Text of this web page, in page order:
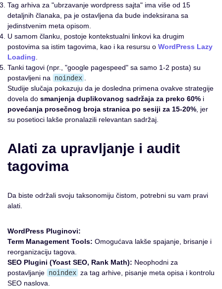
Tag arhiva za "ubrzavanje wordpress sajta" ima više od 15
detaljnih članaka, pa je ostavljena da bude indeksirana sa
jedinstvenim meta opisom.
U samom članku, postoje kontekstualni linkovi ka drugim
postovima sa istim tagovima, kao i ka resursu o WordPress Lazy
Loading
Tanki tagovi (npr., "google pagespeed" sa samo 1-2 posta) su
postavljeni na
noindex
Studije slučaja pokazuju da je dosledna primena ovakve strategije
dovela do smanjenja duplikovanog sadržaja za preko 60% i
povećanja prosečnog broja stranica po sesiji za 15-20% , jer
su posetioci lakše pronalazili relevantan sadržaj.
Alati za upravljanje i audit
tagovima
Da biste održali svoju taksonomiju čistom, potrebni su vam pravi
alati.
WordPress Pluginovi:
Term Management Tools: Omogućava lakše spajanje, brisanje i
reorganizaciju tagova.
SEO Plugini (Yoast SEO, Rank Math): Neophodni za
postavljanje noindex za tag arhive, pisanje meta opisa i kontrolu
SEO naslova.